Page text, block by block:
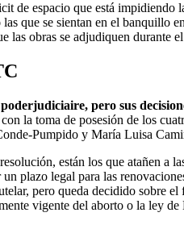
de espacio que está
que se sientan en el banquillo
las obras se adjudiquen durante
pero sus
la toma de posesión de los
Pumpido y María Luisa
están los que atañen
un plazo legal para las
pero queda decidido sobre
vigente del aborto o la ley de